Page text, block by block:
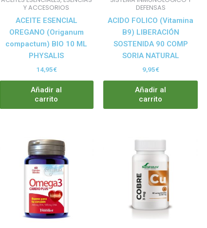
Y ACCESORIOS
ACEITE ESENCIAL
OREGANO (Origanum
compactum) BIO 10 ML
PHYSALIS
14,95€
Añadir al
carrito
DEFENSAS
ACIDO FOLICO (Vitamina
B9) LIBERACIÓN
SOSTENIDA 90 COMP
SORIA NATURAL
9,95€
Añadir al
carrito